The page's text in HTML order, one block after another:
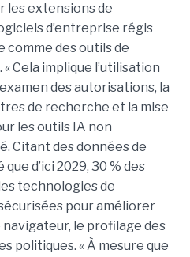
les extensions de
d’entreprise régis
comme des outils de
Cela implique l’utilisation
des autorisations, la
de recherche et la mise
les outils IA non
Citant des données de
d’ici 2029, 30 % des
technologies de
pour améliorer
navigateur, le profilage des
politiques. « À mesure que